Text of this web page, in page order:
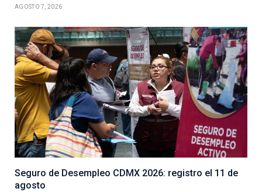
AGOSTO 7, 2026
Seguro de Desempleo CDMX 2026: registro el 11 de
agosto